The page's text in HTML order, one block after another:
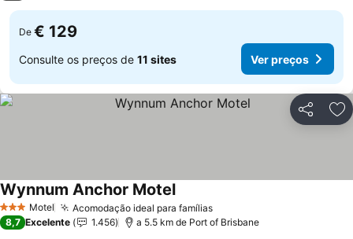
De € 129
Consulte os preços de 11 sites Ver preços
Partilhar
3 EstrelasMotel Acomodação ideal para famílias
Wynnum Anchor Motel
8,7 Excelente 1.456 a 5.5 km de Port of Brisbane